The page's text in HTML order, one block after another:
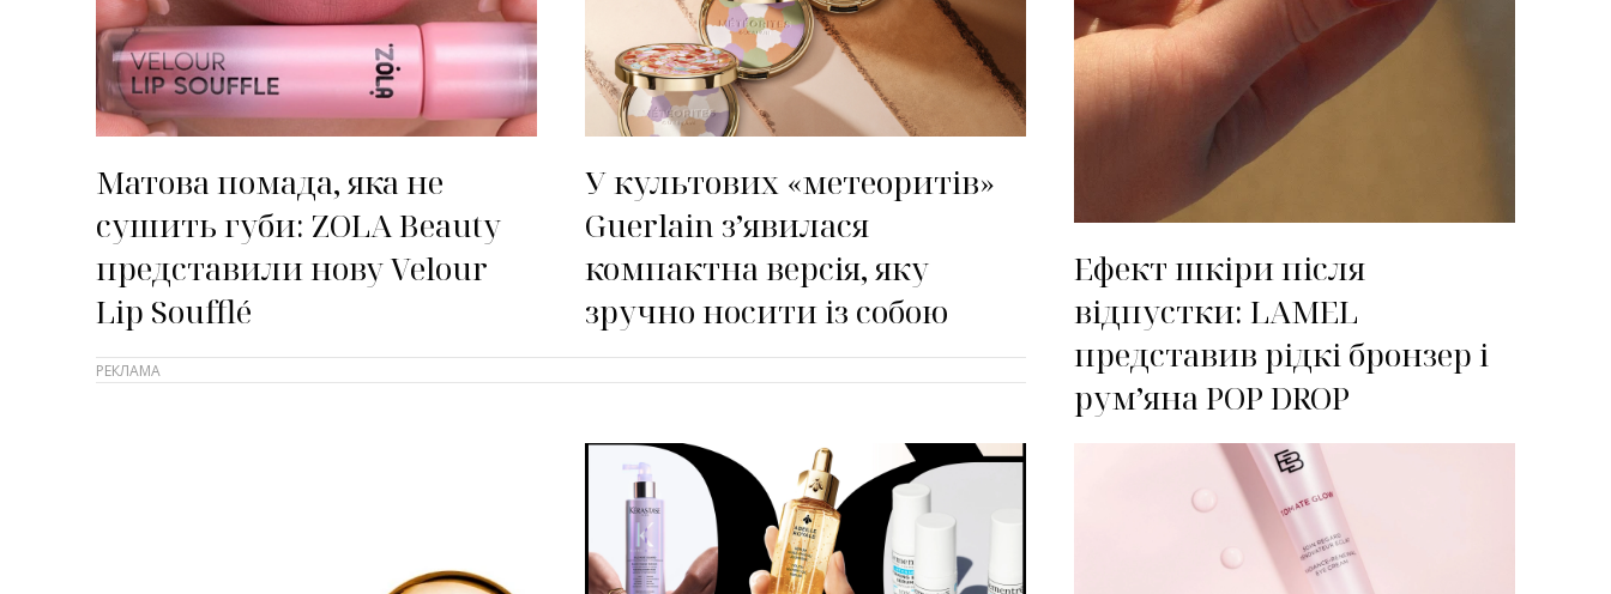
Матова помада, яка не
сушить губи: ZOLA Beauty
представили нову Velour
Lip Soufflé
У культових «метеоритів»
Guerlain з’явилася
компактна версія, яку
зручно носити із собою
Ефект шкіри після
відпустки: LAMEL
представив рідкі бронзер і
рум’яна POP DROP